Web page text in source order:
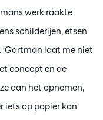
werk raakte
schilderijen, etsen
laat me niet
concept en de
aan het opnemen,
iets op papier kan